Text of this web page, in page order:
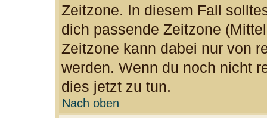
Zeitzone. In diesem Fall
dich passende Zeitzone
Zeitzone kann dabei nur von
werden. Wenn du noch nicht
dies jetzt zu tun.
Nach oben